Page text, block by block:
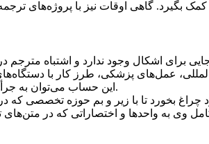
برای اشکال وجود ندارد و اشتباه
عمل‌های پزشکی، طرز کار با
این حساب می‌‌توان به جرأت گفت دقت حرف اول را در ترجمه‌های تخصصی می‌زند.
بخورد تا با زیر و بم حوزه تخصصی که
به واحدها و اختصاراتی که در متن‌های